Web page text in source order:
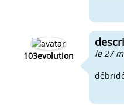
103evolution
le 27